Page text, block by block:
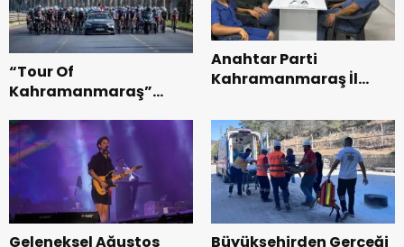
“Tour Of
Kahramanmaraş”
Bisikleti Turnuvası
Tamamlandı.
Anahtar Parti
Kahramanmaraş İl
Teşkilatı ile buluştu.
Geleneksel Ağustos
Büyükşehirden Gerçeği